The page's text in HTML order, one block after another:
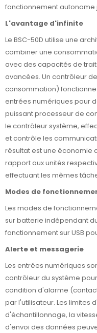
fonctionnement autonome
L'avantage d'infinite
Le BSC-50D utilise une
combiner une
avec des capacités de
avancées. Un contrôleur
consommation)
entrées numériques pour
puissant processeur de
le contrôleur système,
et contrôle les
résultat est une économie
rapport aux unités
effectuant les mêmes
Modes de
Les modes de
sur batterie indépendant
fonctionnement sur USB
Alerte et messagerie
Les entrées numériques
contrôleur du système
condition d'alarme
par l'utilisateur. Les limites
d'échantillonnage, la
d'envoi des données